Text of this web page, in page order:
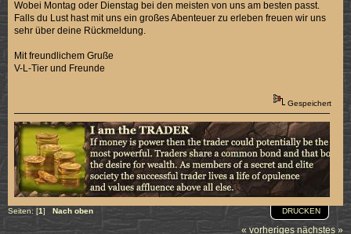
Wobei Montag oder Dienstag bei den meisten von uns am besten passt.
Falls du Lust hast mit uns ein großes Abenteuer zu erleben freuen wir uns
sehr über deine Rückmeldung.
Mit freundlichem Gruße
V-L-Tier und Freunde
Gespeichert
DRUCKEN
Seiten: [1] Nach oben
« vorheriges nächstes »